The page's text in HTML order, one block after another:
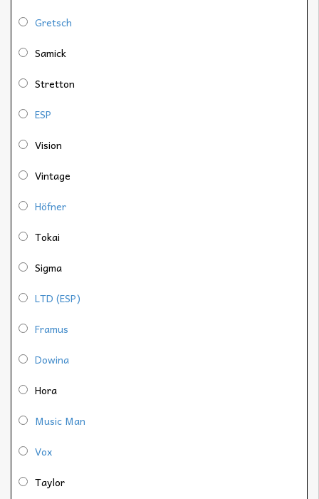
Gretsch
Samick
Stretton
ESP
Vision
Vintage
Höfner
Tokai
Sigma
LTD (ESP)
Framus
Dowina
Hora
Music Man
Vox
Taylor